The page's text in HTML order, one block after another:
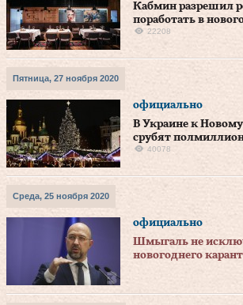
Кабмин разрешил
поработать в
22208
Пятница, 27 ноября 2020
официально
В Украине к
срубят
40078
Среда, 25 ноября 2020
официально
Шмыгаль не
новогоднего